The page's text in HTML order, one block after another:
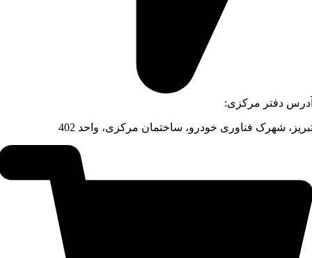
دفتر مرکزی:
شهرک فناوری خودرو، ساختمان مرکزی، واحد 402